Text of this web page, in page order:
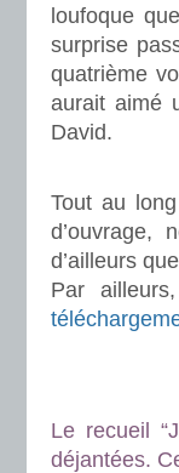
loufoque
surprise
quatrième
aurait aimé
David.
Tout au
d’ailleurs que
Par
Le recueil
déjantées.